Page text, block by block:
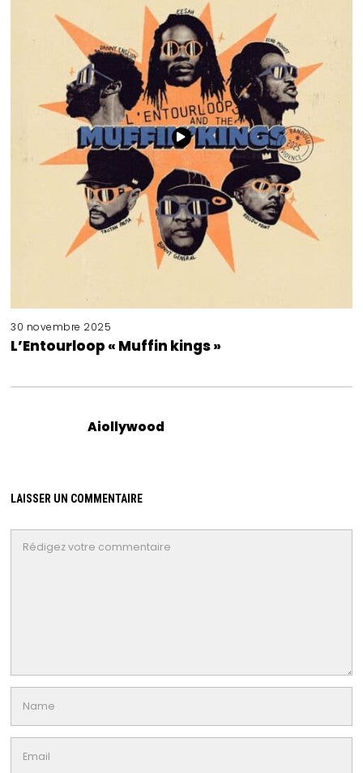
30 novembre 2025
L’Entourloop « Muffin kings »
Aiollywood
LAISSER UN COMMENTAIRE